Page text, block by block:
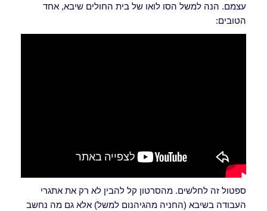
עצמם. הנה למשל הסו לואו של בית החולים שיבא, אחד
הטובים:
ספטול זה לחלשים. מהסרטון קל להבין לא רק את אתגרי
העבודה בשיבא (החניה מהגיהנום למשל) אלא גם מה נחשב